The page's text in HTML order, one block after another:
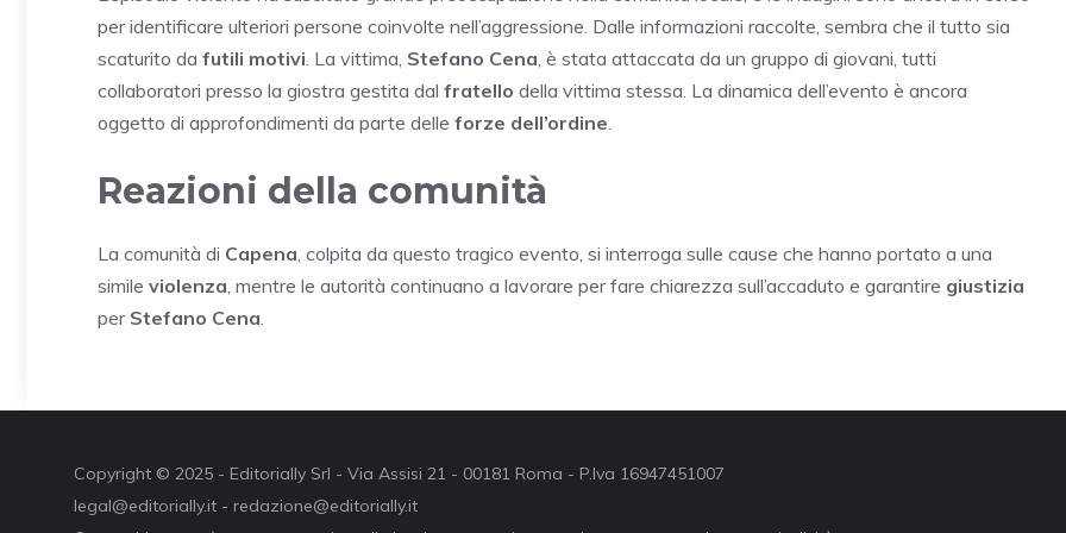
per identificare ulteriori persone coinvolte nell’aggressione. Dalle informazioni raccolte, sembra che il tutto sia
scaturito da futili motivi. La vittima, Stefano Cena, è stata attaccata da un gruppo di giovani, tutti
collaboratori presso la giostra gestita dal fratello della vittima stessa. La dinamica dell’evento è ancora
oggetto di approfondimenti da parte delle forze dell’ordine.
Reazioni della comunità
La comunità di Capena, colpita da questo tragico evento, si interroga sulle cause che hanno portato a una
simile violenza, mentre le autorità continuano a lavorare per fare chiarezza sull’accaduto e garantire giustizia
per Stefano Cena.
Copyright © 2025 - Editorially Srl - Via Assisi 21 - 00181 Roma - P.Iva 16947451007
legal@editorially.it - redazione@editorially.it